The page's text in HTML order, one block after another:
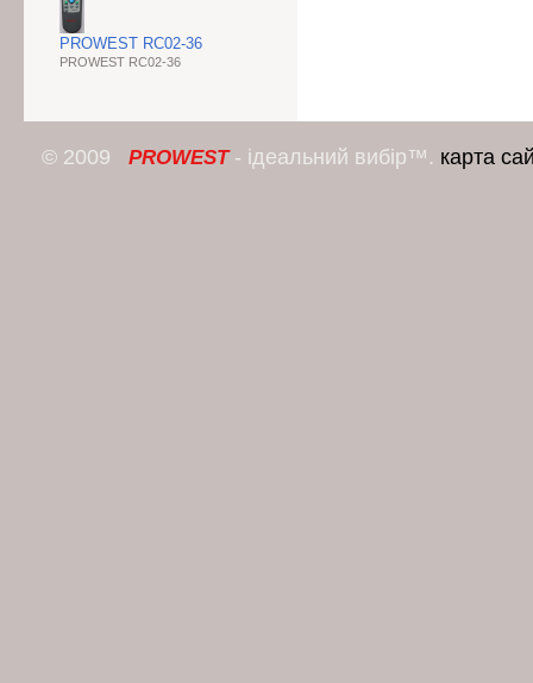
PROWEST RC02-36
PROWEST RC02-36
© 2009 PROWEST- ідеальний вибір™. карта